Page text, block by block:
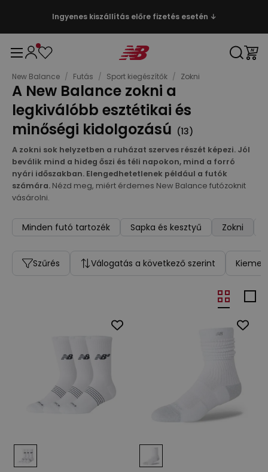
Ingyenes kiszállítás előre fizetés esetén ↓
New Balance / Futás / Sport kiegészítők / Zokni
A New Balance zokni a
legkiválóbb esztétikai és
minőségi kidolgozású (13)
A zokni sok helyzetben a ruházat szerves részét képezi. Jól
beválik mind a hideg őszi és téli napokon, mind a forró
nyári időszakban. Elengedhetetlenek például a futók
számára. Nézd meg, miért érdemes New Balance futózoknit
vásárolni.
Minden futó tartozék Sapka és kesztyű Zokni
Szűrés Válogatás a következő szerint